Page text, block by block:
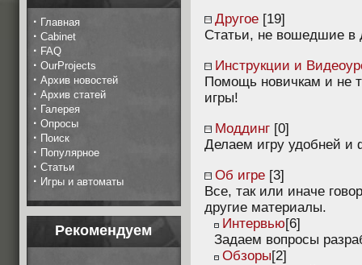
· Главная
· Cabinet
· FAQ
· OurProjects
· Архив новостей
· Архив статей
· Галерея
· Опросы
· Поиск
· Популярное
· Статьи
· Игры и автоматы
Рекомендуем
Другое [19]
Статьи, не вошедшие в
Инструкции и
Помощь новичкам и не
игры!
Моддинг [0]
Делаем игру удобней и
Об игре [3]
Все, так или иначе
другие материалы.
Интервью[6]
Задаем вопросы
Обзоры[2]